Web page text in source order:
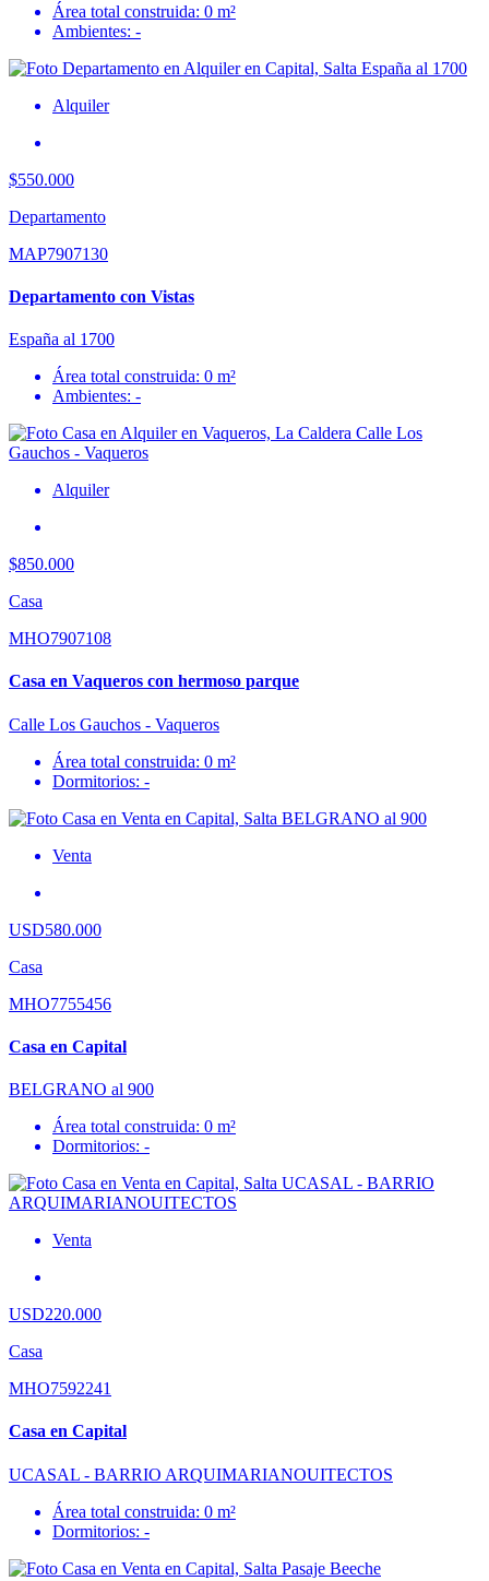
Área total construida: 0 m²
Ambientes: -
Alquiler
$550.000
Departamento
MAP7907130
Departamento con Vistas
España al 1700
Área total construida: 0 m²
Ambientes: -
Alquiler
$850.000
Casa
MHO7907108
Casa en Vaqueros con hermoso parque
Calle Los Gauchos - Vaqueros
Área total construida: 0 m²
Dormitorios: -
Venta
USD580.000
Casa
MHO7755456
Casa en Capital
BELGRANO al 900
Área total construida: 0 m²
Dormitorios: -
Venta
USD220.000
Casa
MHO7592241
Casa en Capital
UCASAL - BARRIO ARQUIMARIANOUITECTOS
Área total construida: 0 m²
Dormitorios: -